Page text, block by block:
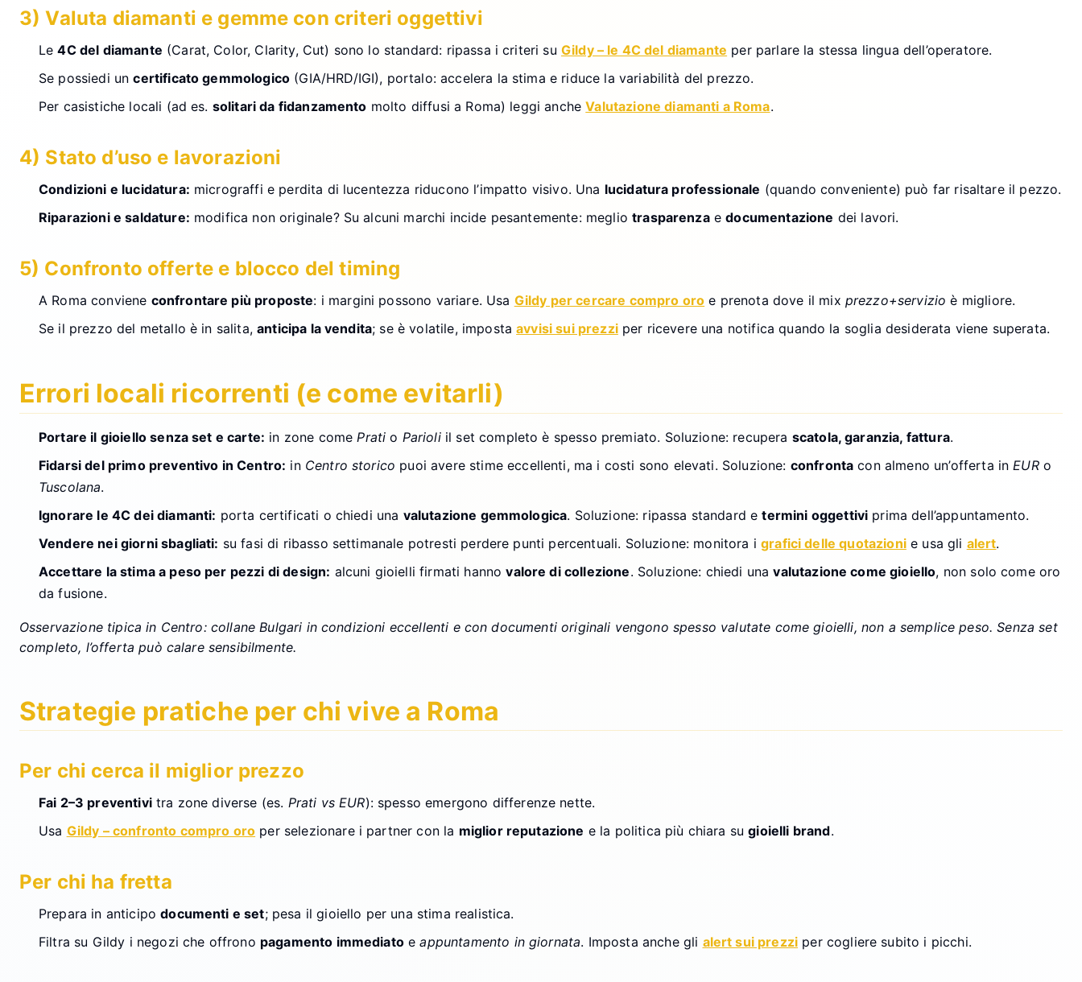
3) Valuta diamanti e gemme con criteri oggettivi
Le4C del diamante (Carat, Color, Clarity, Cut) sono lo standard: ripassa i criteri su Gildy – le 4C del diamante per parlare la stessa lingua dell’operatore.
Se possiedi uncertificato gemmologico (GIA/HRD/IGI), portalo: accelera la stima e riduce la variabilità del prezzo.
Per casistiche locali (ad es. solitari da fidanzamento molto diffusi a Roma) leggi ancheValutazione diamanti a Roma.
4) Stato d’uso e lavorazioni
Condizioni e lucidatura: micrograffi e perdita di lucentezza riducono l’impatto visivo. Una lucidatura professionale (quando conveniente) può far risaltare il pezzo.
Riparazioni e saldature: modifica non originale? Su alcuni marchi incide pesantemente: megliotrasparenzaedocumentazione dei lavori.
5) Confronto offerte e blocco del timing
A Roma conviene confrontare più proposte: i margini possono variare. Usa Gildy per cercare compro oro e prenota dove il mix prezzo+servizio è migliore.
Se il prezzo del metallo è in salita,anticipa la vendita; se è volatile, impostaavvisi sui prezziper ricevere una notifica quando la soglia desiderata viene superata.
Errori locali ricorrenti (e come evitarli)
Portare il gioiello senza set e carte: in zone come Prati o Parioliil set completo è spesso premiato. Soluzione: recupera scatola, garanzia, fattura.
Fidarsi del primo preventivo in Centro: in Centro storico puoi avere stime eccellenti, ma i costi sono elevati. Soluzione: confronta con almeno un’offerta in EURo
Tuscolana.
Ignorare le 4C dei diamanti: porta certificati o chiedi una valutazione gemmologica. Soluzione: ripassa standard etermini oggettivi prima dell’appuntamento.
Vendere nei giorni sbagliati: su fasi di ribasso settimanale potresti perdere punti percentuali. Soluzione: monitora igrafici delle quotazionie usa gli alert.
Accettare la stima a peso per pezzi di design: alcuni gioielli firmati hannovalore di collezione. Soluzione: chiedi unavalutazione come gioiello, non solo come oro
da fusione.
Osservazione tipica in Centro: collane Bulgari in condizioni eccellenti e con documenti originali vengono spesso valutate come gioielli, non a semplice peso. Senza set
completo, l’offerta può calare sensibilmente.
Strategie pratiche per chi vive a Roma
Per chi cerca il miglior prezzo
Fai 2–3 preventivitra zone diverse (es. Prati vs EUR): spesso emergono differenze nette.
Usa Gildy – confronto compro oro per selezionare i partner con la miglior reputazione e la politica più chiara sugioielli brand.
Per chi ha fretta
Prepara in anticipodocumenti e set; pesa il gioiello per una stima realistica.
Filtra su Gildy i negozi che offrono pagamento immediatoeappuntamento in giornata. Imposta anche gli alert sui prezzi per cogliere subito i picchi.